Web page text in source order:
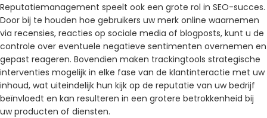
Reputatiemanagement speelt ook een grote rol in SEO-succes.
Door bij te houden hoe gebruikers uw merk online waarnemen
via recensies, reacties op sociale media of blogposts, kunt u de
controle over eventuele negatieve sentimenten overnemen en
gepast reageren. Bovendien maken trackingtools strategische
interventies mogelijk in elke fase van de klantinteractie met uw
inhoud, wat uiteindelijk hun kijk op de reputatie van uw bedrijf
beïnvloedt en kan resulteren in een grotere betrokkenheid bij
uw producten of diensten.